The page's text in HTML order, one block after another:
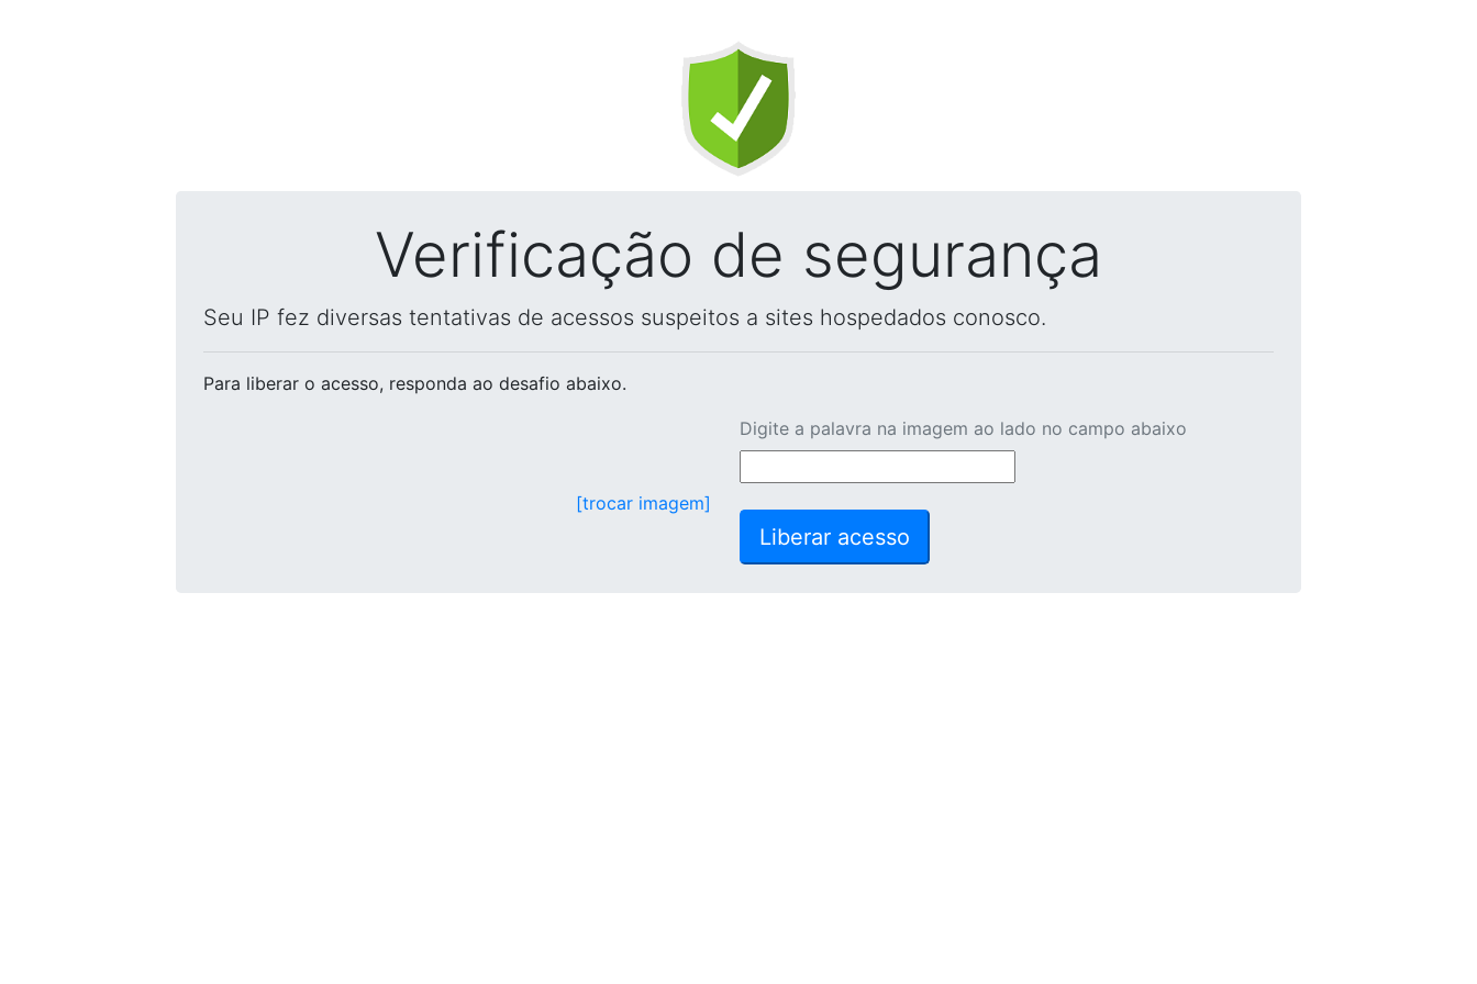
Verificação de segurança
Seu IP fez diversas tentativas de acessos suspeitos a sites hospedados conosco.
Para liberar o acesso, responda ao desafio abaixo.
[trocar imagem]
Digite a palavra na imagem ao lado no campo abaixo